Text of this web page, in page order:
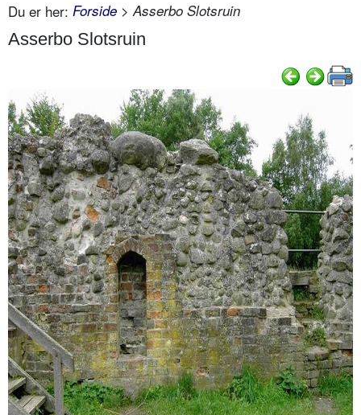
Du er her: Forside > Asserbo Slotsruin
Asserbo Slotsruin